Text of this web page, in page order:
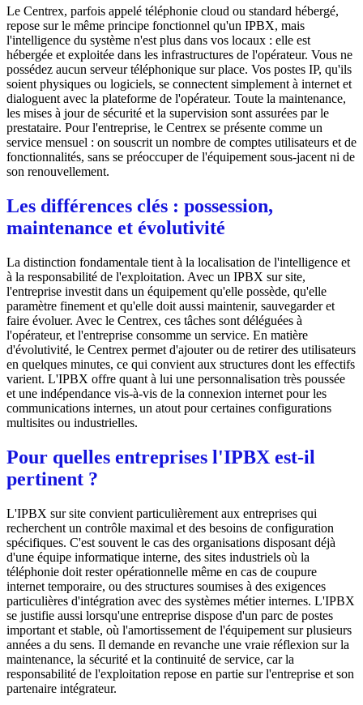
Le Centrex, parfois appelé téléphonie cloud ou standard hébergé,
repose sur le même principe fonctionnel qu'un IPBX, mais
l'intelligence du système n'est plus dans vos locaux : elle est
hébergée et exploitée dans les infrastructures de l'opérateur. Vous ne
possédez aucun serveur téléphonique sur place. Vos postes IP, qu'ils
soient physiques ou logiciels, se connectent simplement à internet et
dialoguent avec la plateforme de l'opérateur. Toute la maintenance,
les mises à jour de sécurité et la supervision sont assurées par le
prestataire. Pour l'entreprise, le Centrex se présente comme un
service mensuel : on souscrit un nombre de comptes utilisateurs et de
fonctionnalités, sans se préoccuper de l'équipement sous-jacent ni de
son renouvellement.
Les différences clés : possession,
maintenance et évolutivité
La distinction fondamentale tient à la localisation de l'intelligence et
à la responsabilité de l'exploitation. Avec un IPBX sur site,
l'entreprise investit dans un équipement qu'elle possède, qu'elle
paramètre finement et qu'elle doit aussi maintenir, sauvegarder et
faire évoluer. Avec le Centrex, ces tâches sont déléguées à
l'opérateur, et l'entreprise consomme un service. En matière
d'évolutivité, le Centrex permet d'ajouter ou de retirer des utilisateurs
en quelques minutes, ce qui convient aux structures dont les effectifs
varient. L'IPBX offre quant à lui une personnalisation très poussée
et une indépendance vis-à-vis de la connexion internet pour les
communications internes, un atout pour certaines configurations
multisites ou industrielles.
Pour quelles entreprises l'IPBX est-il
pertinent ?
L'IPBX sur site convient particulièrement aux entreprises qui
recherchent un contrôle maximal et des besoins de configuration
spécifiques. C'est souvent le cas des organisations disposant déjà
d'une équipe informatique interne, des sites industriels où la
téléphonie doit rester opérationnelle même en cas de coupure
internet temporaire, ou des structures soumises à des exigences
particulières d'intégration avec des systèmes métier internes. L'IPBX
se justifie aussi lorsqu'une entreprise dispose d'un parc de postes
important et stable, où l'amortissement de l'équipement sur plusieurs
années a du sens. Il demande en revanche une vraie réflexion sur la
maintenance, la sécurité et la continuité de service, car la
responsabilité de l'exploitation repose en partie sur l'entreprise et son
partenaire intégrateur.